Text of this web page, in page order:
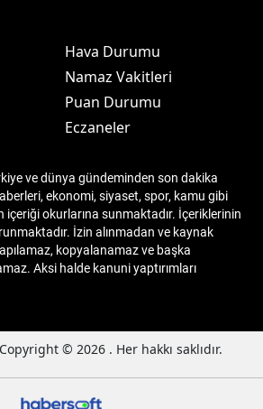
Hava Durumu
Namaz Vakitleri
Puan Durumu
Eczaneler
ve dünya gündeminden son dakika
ekonomi, siyaset, spor, kamu gibi
içeriği okurlarına sunmaktadır. İçeriklerinin
İzin alınmadan ve kaynak
kopyalanamaz ve başka
Aksi halde kanuni yaptırımları
Copyright © 2026 . Her hakkı saklıdır.